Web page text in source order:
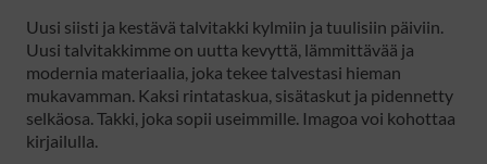
Uusi siisti ja kestävä talvitakki kylmiin ja tuulisiin päiviin.
Uusi talvitakkimme on uutta kevyttä, lämmittävää ja
modernia materiaalia, joka tekee talvestasi hieman
mukavamman. Kaksi rintataskua, sisätaskut ja pidennetty
selkäosa. Takki, joka sopii useimmille. Imagoa voi kohottaa
kirjailulla.